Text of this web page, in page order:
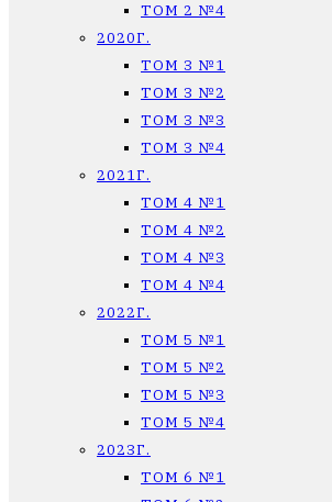
ТОМ 2 №4
2020Г.
ТОМ 3 №1
ТОМ 3 №2
ТОМ 3 №3
ТОМ 3 №4
2021Г.
ТОМ 4 №1
ТОМ 4 №2
ТОМ 4 №3
ТОМ 4 №4
2022Г.
ТОМ 5 №1
ТОМ 5 №2
ТОМ 5 №3
ТОМ 5 №4
2023Г.
ТОМ 6 №1